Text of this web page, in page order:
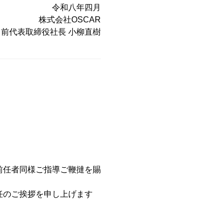
令和八年四月
株式会社OSCAR
前代表取締役社長 小柳直樹
者同様ご指導ご鞭撻を賜
ご挨拶を申し上げます